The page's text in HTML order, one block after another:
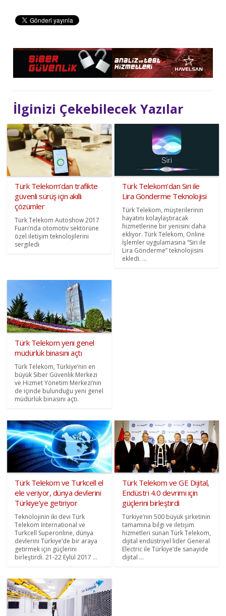
İlginizi Çekebilecek Yazılar
Türk Telekom’dan trafikte
güvenli sürüş için akıllı
çözümler
Türk Telekom Autoshow 2017
Fuarı’nda otomotiv sektörüne
özel iletişim teknolojilerini
sergiledi
Türk Telekom’dan Siri ile
Lira Gönderme Teknolojisi
Türk Telekom, müşterilerinin
hayatını kolaylaştıracak
hizmetlerine bir yenisini daha
ekliyor. Türk Telekom, Online
İşlemler uygulamasına “Siri ile
Lira Gönderme” teknolojisini
ekledi. ...
Türk Telekom yeni genel
müdürlük binasını açtı
Türk Telekom, Türkiye’nin en
büyük Siber Güvenlik Merkezi
ve Hizmet Yönetim Merkezi’nin
de içinde bulunduğu yeni genel
müdürlük binasını açtı.
Türk Telekom ve Turkcell el
ele veriyor, dünya devlerini
Türkiye’ye getiriyor
Teknolojinin iki devi Türk
Telekom International ve
Turkcell Superonline, dünya
devlerini Türkiye’de bir araya
getirmek için güçlerini
birleştirdi. 21-22 Eylül 2017 ...
Türk Telekom ve GE Dijital,
Endüstri 4.0 devrimi için
güçlerini birleştirdi
Türkiye’nin 500 büyük şirketinin
tamamına bilgi ve iletişim
hizmetleri sunan Türk Telekom,
dijital endüstriyel lider General
Electric ile Türkiye’de sanayide
dijital ...